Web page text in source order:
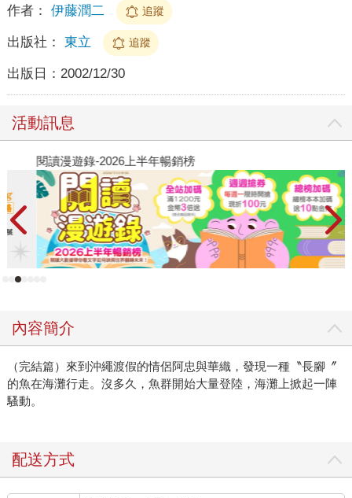
作者： 伊藤潤二 追蹤
出版社： 東立 追蹤
出版日： 2002/12/30
活動訊息
閱讀漫遊錄-2026上半年暢銷榜
內容簡介
（完結篇）來到沖繩渡假的情侶阿忠與華織，發現一種〝長腳〞
的魚在海灘行走。沒多久，魚群開始大量登陸，海灘上掀起一陣
騷動。
配送方式